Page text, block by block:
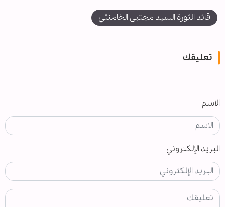
قائد الثورة السيد مجتبى الخامنئي
تعليقك
الاسم
البريد الإلكتروني